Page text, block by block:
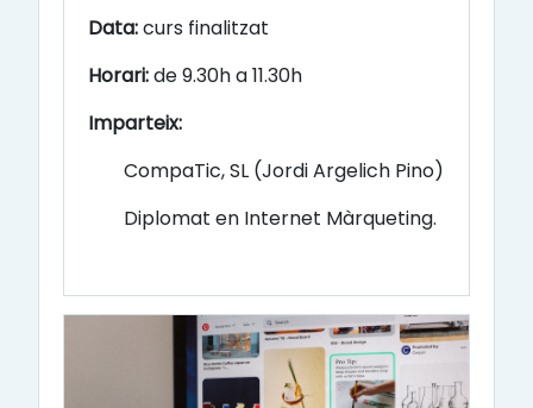
Data:curs finalitzat
Horari:de 9.30h a 11.30h
Imparteix:
CompaTic, SL (Jordi Argelich Pino)
Diplomat en Internet Màrqueting.